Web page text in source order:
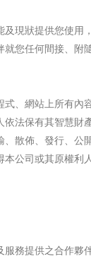
現狀提供您使
您任何間接、附
、網站上所有
法保有其智慧
散佈、發行、
公司或其原權
務提供之合作